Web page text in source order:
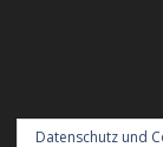
Datenschutz und